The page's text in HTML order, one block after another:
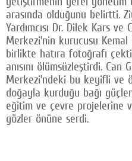
arasında olduğunu belirtti.
Yardımcısı Dr. Dilek Kars
Merkezi’nin kurucusu
birlikte hatıra fotoğrafı
anısını ölümsüzleştirdi. Can
Merkezi’ndeki bu keyifli ve
doğayla kurduğu bağı
eğitim ve çevre projelerine
gözler önüne serdi.